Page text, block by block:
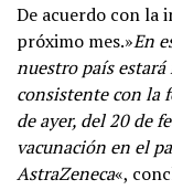
De acuerdo con la
próximo mes.»En
nuestro país
consistente con la
de ayer, del 20 de
vacunación en el
AstraZeneca«,